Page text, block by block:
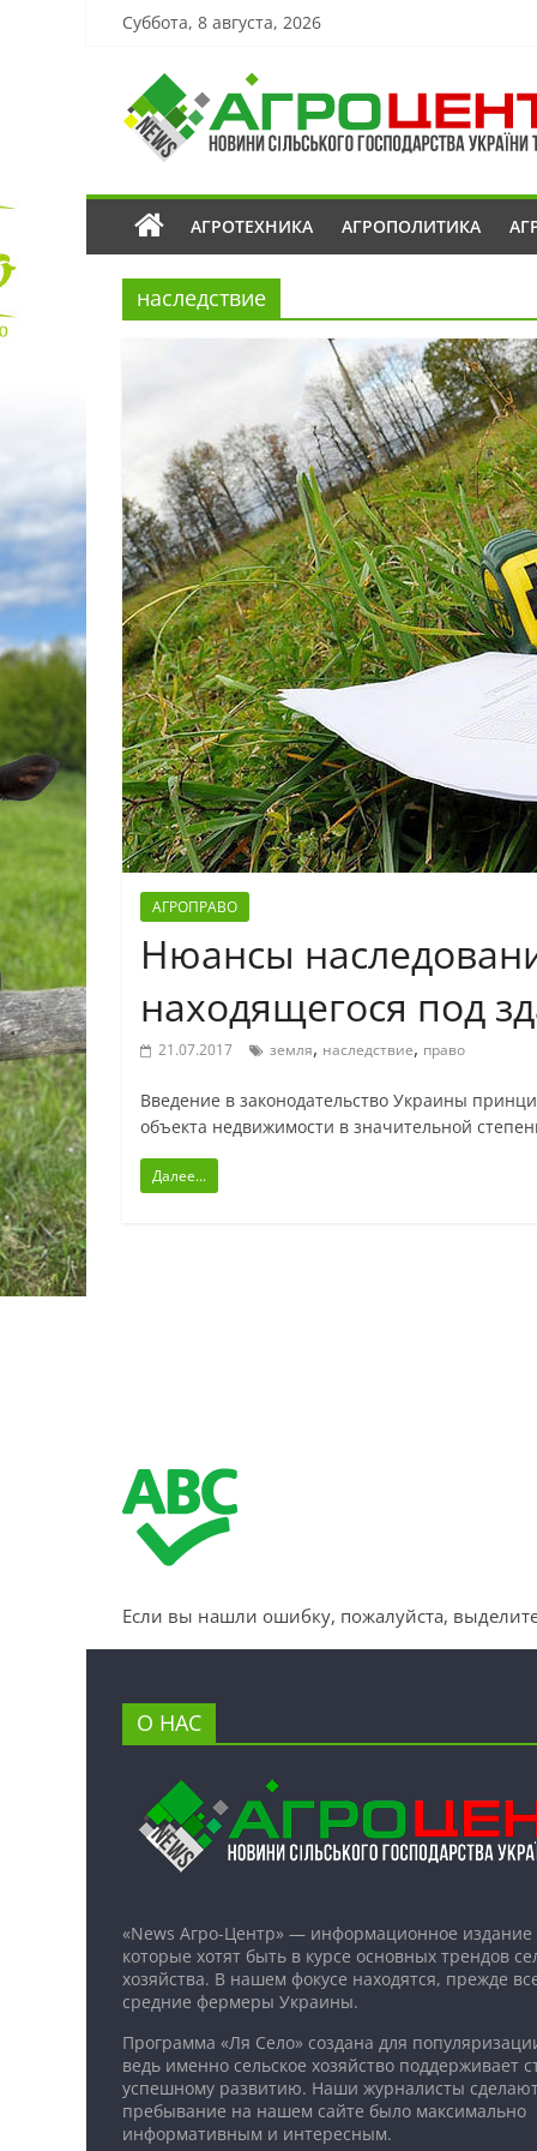
Суббота, 8 августа, 2026
АГРОТЕХНИКА АГРОПОЛИТИКА
наследствие
АГРОПРАВО
Нюансы
находящегося под
21.07.2017 земля, наследствие, право
Введение в законодательство Украины
объекта недвижимости в значительной
Далее...
Если вы нашли ошибку, пожалуйста,
О НАС
«News Агро-Центр» — информационное
которые хотят быть в курсе основных трендов
хозяйства. В нашем фокусе находятся, прежде
средние фермеры Украины.
Программа «Ля Село» создана для
ведь именно сельское хозяйство поддерживает
успешному развитию. Наши журналисты
пребывание на нашем сайте было максимально
информативным и интересным.